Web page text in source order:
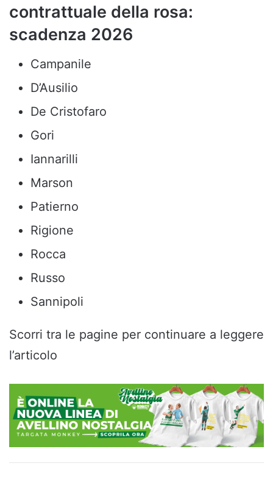
contrattuale della rosa:
scadenza 2026
Campanile
D’Ausilio
De Cristofaro
Gori
Iannarilli
Marson
Patierno
Rigione
Rocca
Russo
Sannipoli
Scorri tra le pagine per continuare a leggere
l’articolo